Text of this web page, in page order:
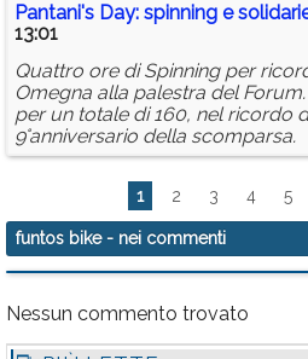
Pantani's Day: spinning e
13:01
Quattro ore di Spinning per
Omegna alla palestra del
per un totale di 160, nel ricordo
9°anniversario della scomparsa.
1 2 3 4 5
funtos bike- nei commenti
Nessun commento trovato